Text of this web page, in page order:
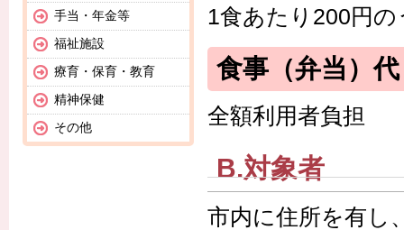
1食あたり200円
食事（弁当）代
全額利用者負担
B.対象者
市内に住所を有し
手当・年金等
福祉施設
療育・保育・教育
精神保健
その他